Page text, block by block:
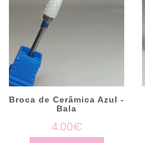
Broca de Cerâmica Azul -
Bala
4.00€